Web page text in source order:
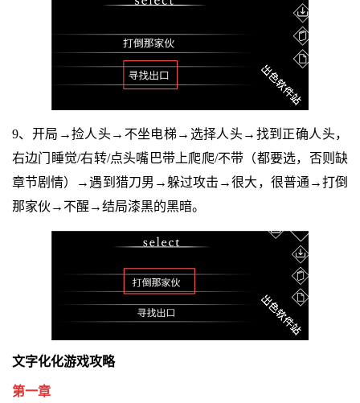
9、开局→捡人头→不坐电梯→选择人头→找到正确人头，
右边门睡觉/右转/点头嘴巴带上爬爬/不带（都要选，否则缺
章节剧情）→遇到猎刀男→躲过攻击→很大，很普通→打倒
那家伙→不醒→结局漆黑的黑暗。
文字化化游戏攻略
第一章